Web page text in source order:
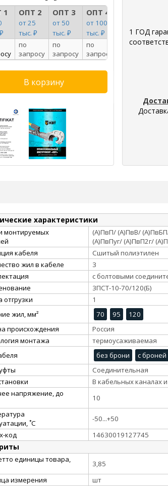
1 ОПТ 2
от 25
тыс. ₽
ОПТ 3
от 50
тыс. ₽
ОПТ 4
от 100
тыс. ₽
по
запросу
по
запросу
по
запросу
1 ГОД
характеристики
монтируемых
(А)ПвП/ (А)ПвВ/
(А)ПвПуг/ (А)ПвП2г/
кабеля
Сшитый полиэтилен
жил в кабеле
3
с болтовыми
3ПСТ-10-70/120(Б)
отгрузки
1
жил, мм²
70 95
120
происхождения
Россия
монтажа
термоусаживаемая
без брони
с броней
Соединительная
В кабельных каналах и
напряжение, до
10
˚С
-50...+50
код
14630019127745
единицы товара,
3,85
измерения
шт